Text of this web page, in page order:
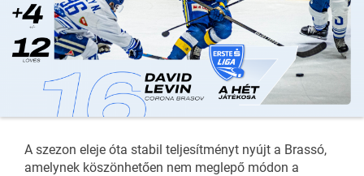
A szezon eleje óta stabil teljesítményt nyújt a Brassó,
amelynek köszönhetően nem meglepő módon a